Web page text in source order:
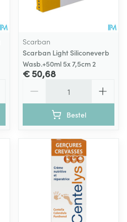
Scarban
Scarban Light Siliconeverb
Wasb.+50ml 5x 7,5cm 2
€ 50,68
Bestel